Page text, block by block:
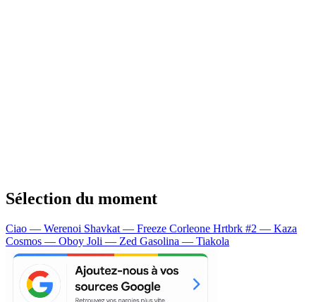
Sélection du moment
Ciao — Werenoi Shavkat — Freeze Corleone Hrtbrk #2 — Kaza
Cosmos — Oboy Joli — Zed Gasolina — Tiakola